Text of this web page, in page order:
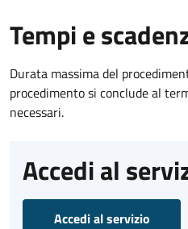
Tempi e
Durata massima del
procedimento si conclude al
necessari.
Accedi al
Accedi al servizio